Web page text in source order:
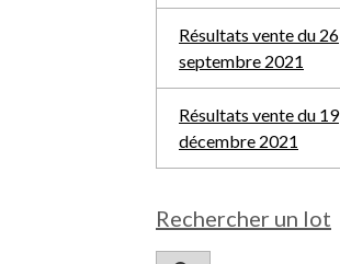
Résultats vente du 26
septembre 2021
Résultats vente du 19
décembre 2021
Rechercher un lot